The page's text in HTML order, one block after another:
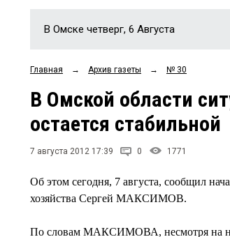
В Омске четверг, 6 Августа
Главная → Архив газеты → № 30
В Омской области
остается стабильной
7 августа 2012 17:39 0 1771
Об этом сегодня, 7 августа, сообщил
хозяйства Сергей МАКСИМОВ.
По словам МАКСИМОВА, несмотря на